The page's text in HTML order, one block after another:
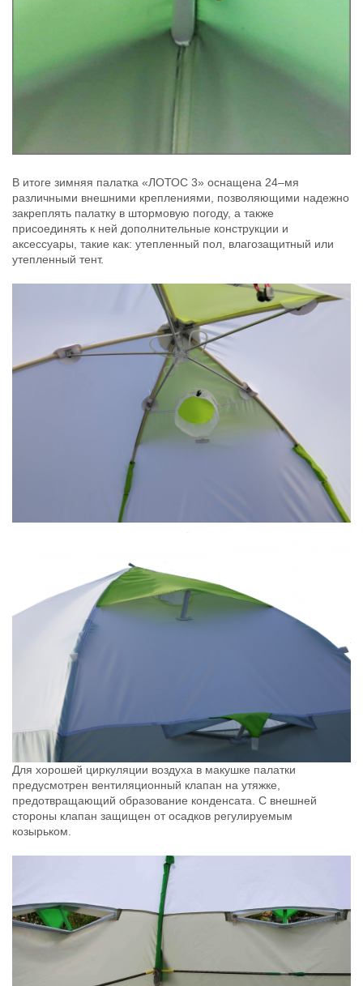
В итоге зимняя палатка «ЛОТОС 3» оснащена 24–мя
различными внешними креплениями, позволяющими надежно
закреплять палатку в штормовую погоду, а также
присоединять к ней дополнительные конструкции и
аксессуары, такие как: утепленный пол, влагозащитный или
утепленный тент.
Для хорошей циркуляции воздуха в макушке палатки
предусмотрен вентиляционный клапан на утяжке,
предотвращающий образование конденсата. С внешней
стороны клапан защищен от осадков регулируемым
козырьком.